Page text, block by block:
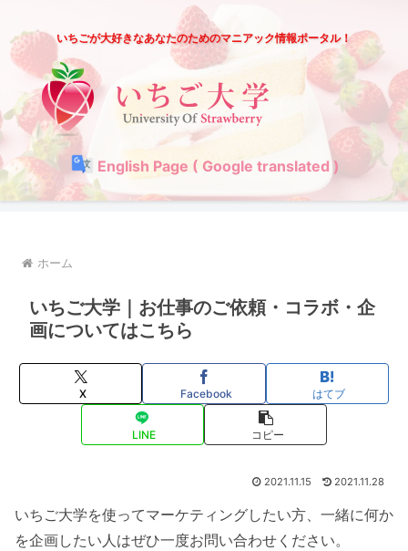
いちごが大好きなあなたのためのマニアック情報ポータル！
English Page ( Google translated )
ホーム
いちご大学｜お仕事のご依頼・コラボ・企
画についてはこちら
X Facebook はてブ
LINE コピー
2021.11.15 2021.11.28
いちご大学を使ってマーケティングしたい方、一緒に何か
を企画したい人はぜひ一度お問い合わせください。